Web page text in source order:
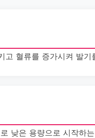
고 혈류를 증가시켜 발기
낮은 용량으로 시작하